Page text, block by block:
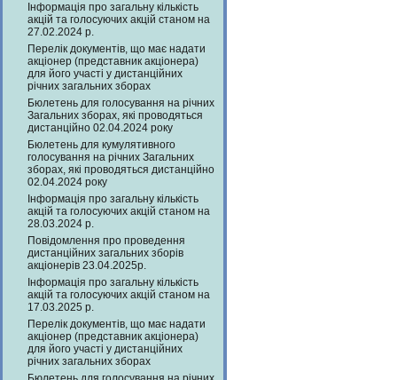
Інформація про загальну кількість
акцій та голосуючих акцій станом на
27.02.2024 р.
Перелік документів, що має надати
акціонер (представник акціонера)
для його участі у дистанційних
річних загальних зборах
Бюлетень для голосування на річних
Загальних зборах, які проводяться
дистанційно 02.04.2024 року
Бюлетень для кумулятивного
голосування на річних Загальних
зборах, які проводяться дистанційно
02.04.2024 року
Інформація про загальну кількість
акцій та голосуючих акцій станом на
28.03.2024 р.
Повідомлення про проведення
дистанційних загальних зборів
акціонерів 23.04.2025р.
Інформація про загальну кількість
акцій та голосуючих акцій станом на
17.03.2025 р.
Перелік документів, що має надати
акціонер (представник акціонера)
для його участі у дистанційних
річних загальних зборах